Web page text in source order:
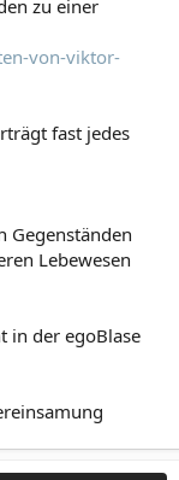
zu einer
von-viktor-
fast jedes
Gegenständen
Lebewesen
in der egoBlase